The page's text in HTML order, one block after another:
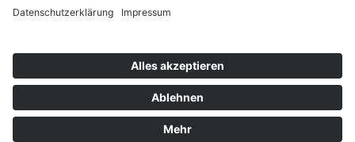
Datenschutz
ImpressumDatenschutz
© 2019–2026 2increase. Alle Rechte vorbehalten.